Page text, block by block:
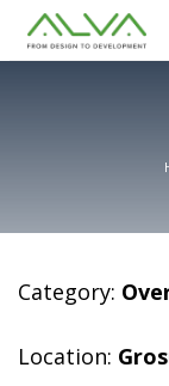
Category:
Location: